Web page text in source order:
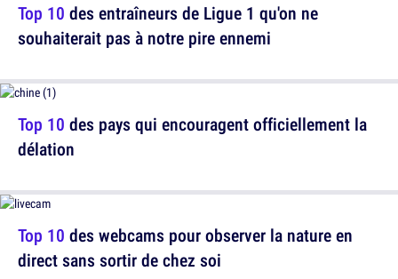
Top 10 des pays qui encouragent officiellement la
délation
Top 10 des entraîneurs de Ligue 1 qu'on ne
souhaiterait pas à notre pire ennemi
Top 10 des webcams pour observer la nature en
direct sans sortir de chez soi